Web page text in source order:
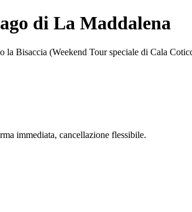
di La Maddalena
Bisaccia (Weekend Tour speciale di Cala
immediata, cancellazione flessibile.